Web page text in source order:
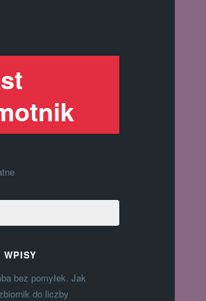
WPISY
bez pomyłek. Jak
do liczby